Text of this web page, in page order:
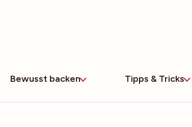
Bewusst backen Tipps & Tricks